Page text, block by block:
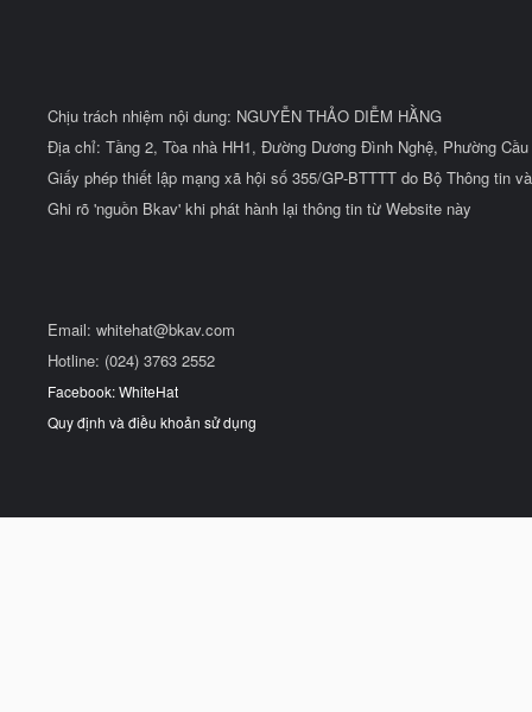
Chịu trách nhiệm nội dung: NGUYỄN THẢO DIỄM HẰNG
Địa chỉ: Tầng 2, Tòa nhà HH1, Đường Dương Đình Nghệ, Phường
Giấy phép thiết lập mạng xã hội số 355/GP-BTTTT do Bộ Thông tin
Ghi rõ 'nguồn Bkav' khi phát hành lại thông tin từ Website này
Email: whitehat@bkav.com
Hotline: (024) 3763 2552
Facebook: WhiteHat
Quy định và điều khoản sử dụng